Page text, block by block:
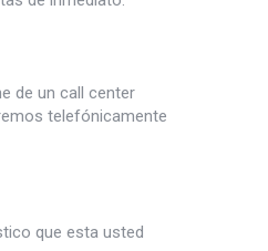
de un call center
telefónicamente
que esta usted